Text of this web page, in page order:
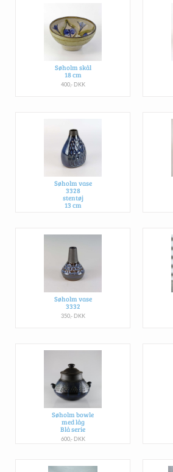
Søholm skål
18 cm
400,- DKK
Søholm vase
3328
stentøj
13 cm
Søholm vase
3332
350,- DKK
Søholm bowle
med låg
Blå serie
600,- DKK